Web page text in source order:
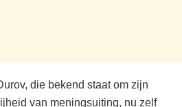
die bekend staat om zijn
van meningsuiting, nu zelf